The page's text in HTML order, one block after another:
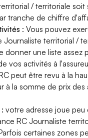
/ territoriale soit
tranche de chiffre
: Vous pouvez
Journaliste territorial /
donner une liste assez
vos activités à
peut être revu à la
à la somme de prix des
:votre adresse joue peu
RC Journaliste
certaines zones